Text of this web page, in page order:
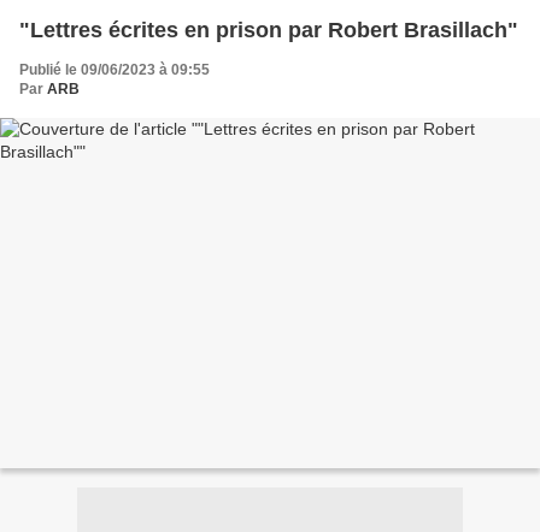
"Lettres écrites en prison par Robert Brasillach"
Publié le 09/06/2023 à 09:55
Par ARB